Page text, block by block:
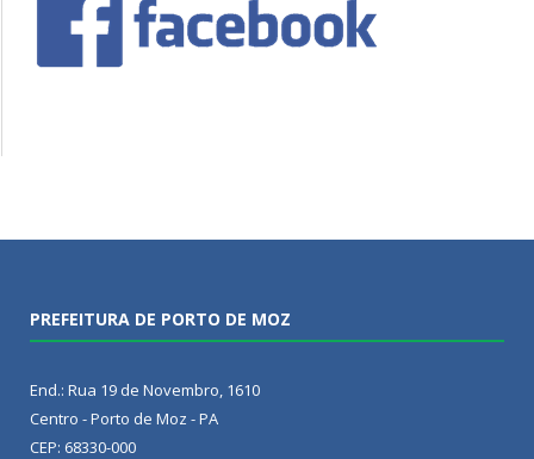
PREFEITURA DE PORTO DE MOZ
End.: Rua 19 de Novembro, 1610
Centro - Porto de Moz - PA
CEP: 68330-000